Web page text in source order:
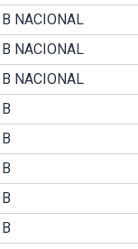
NACIONAL
NACIONAL
NACIONAL